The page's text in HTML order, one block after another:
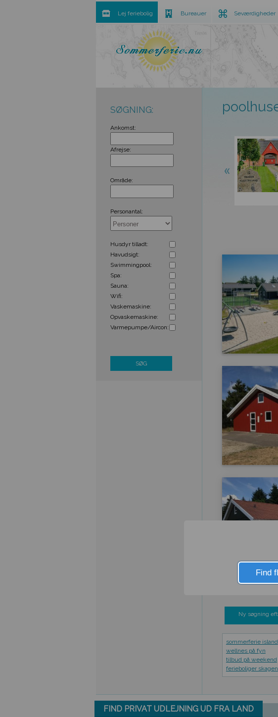
Ny søgning
sommerferie island
wellnes på fyn
tilbud på weekend
ferieboliger skagen
SØGNING:
Ankomst:
Afrejse:
Område:
Personantal:
Husdyr tilladt:
Havudsigt:
Swimmingpool:
Spa:
Sauna:
Wifi:
Vaskemaskine:
Opvaskemaskine:
Varmepumpe/Aircon:
SØG
FIND PRIVAT UDLEJNING UD FRA LAND
Lej feriebolig Bureauer Seværdigheder
Find